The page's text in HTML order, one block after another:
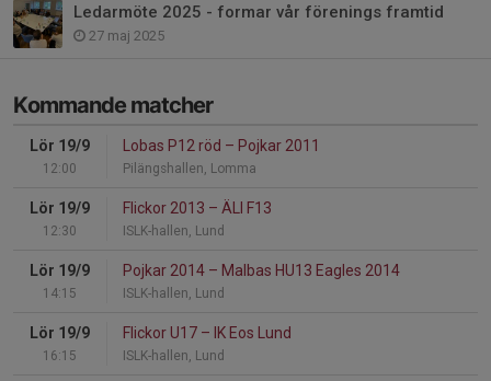
Ledarmöte 2025 - formar vår förenings framtid
27 maj 2025
Kommande matcher
Lör 19/9
12:00
Lobas P12 röd – Pojkar 2011
Pilängshallen, Lomma
Lör 19/9
12:30
Flickor 2013 – ÄLI F13
ISLK-hallen, Lund
Lör 19/9
14:15
Pojkar 2014 – Malbas HU13 Eagles 2014
ISLK-hallen, Lund
Lör 19/9
16:15
Flickor U17 – IK Eos Lund
ISLK-hallen, Lund